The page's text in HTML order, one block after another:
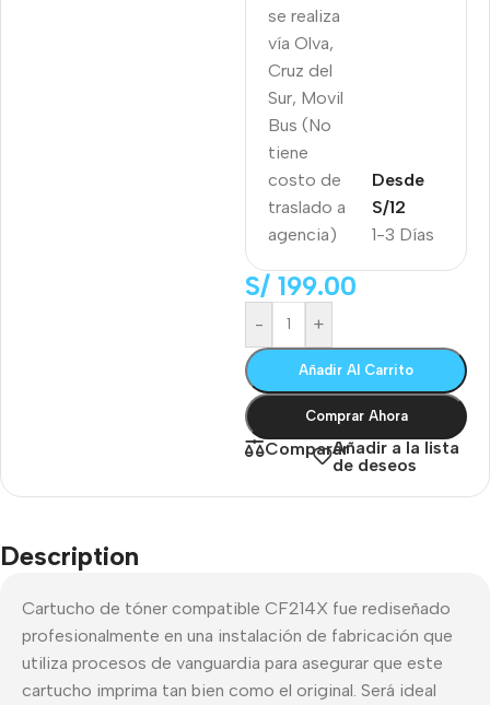
se realiza
vía Olva,
Cruz del
Sur, Movil
Bus (No
tiene
costo de
traslado a
agencia)
1-3 Días
Desde
S/12
S/ 199.00
- +
Añadir Al Carrito
Comprar Ahora
CompararAñadir a la lista
de deseos
Description
Cartucho de tóner compatible CF214X fue rediseñado
profesionalmente en una instalación de fabricación que
utiliza procesos de vanguardia para asegurar que este
cartucho imprima tan bien como el original. Será ideal